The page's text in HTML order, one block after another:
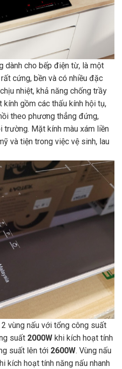
dành cho bếp điện từ, là một
cứng, bền và có nhiều đặc
nhiệt, khả năng chống trầy
gồm các thấu kính hội tụ,
theo phương thẳng đứng,
trường. Mặt kính màu xám liền
và tiện trong việc vệ sinh, lau
vùng nấu với tổng công suất
suất 2000W khi kích hoạt tính
suất lên tới 2600W. Vùng nấu
kích hoạt tính năng nấu nhanh